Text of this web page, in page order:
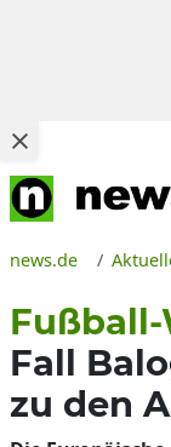
news.de
Fußball-
Fall
zu den